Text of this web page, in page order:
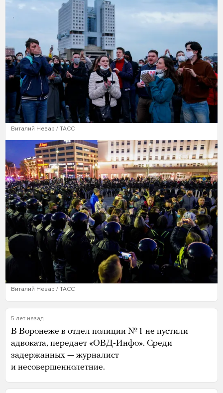
Виталий Невар / ТАСС
Виталий Невар / ТАСС
5 лет назад
В Воронеже в отдел полиции № 1 не пустили
адвоката, передает «ОВД-Инфо». Среди
задержанных — журналист
и несовершеннолетние.